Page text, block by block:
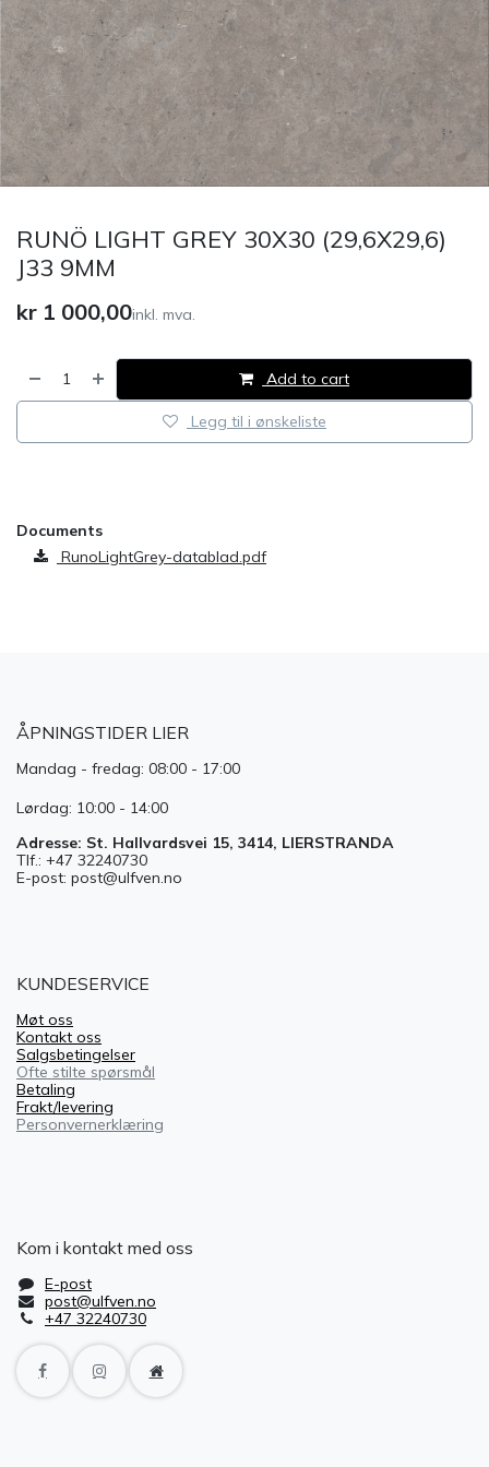
RUNÖ LIGHT GREY 30X30 (29,6X29,6)
J33 9MM
kr 1 000,00inkl. mva.
Add to cart
Legg til i ønskeliste
Documents
RunoLightGrey-datablad.pdf
ÅPNINGSTIDER LIER
Mandag - fredag: 08:00 - 17:00
Lørdag: 10:00 - 14:00
Adresse: St. Hallvardsvei 15, 3414, LIERSTRANDA
Tlf.: +47 32240730
E-post: post@ulfven.no
KUNDESERVICE
Møt oss
Kontakt oss
Salgsbetingelser
Ofte stilte spørsmål
Betaling
Frakt/levering
Personvernerklæring
Kom i kontakt med oss
E-post
post@ulfven.no
+47 32240730